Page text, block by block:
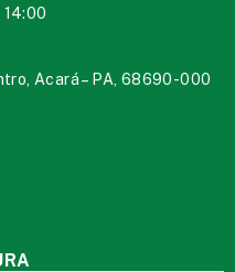
14:00
Acará – PA, 68690-000